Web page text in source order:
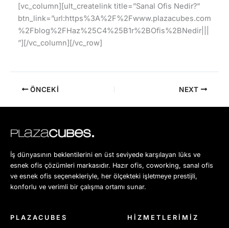
[vc_column][ult_createlink title=”Sanal Ofis Nedir?”
btn_link=”url:https%3A%2F%2Fwww.plazacubes.com
%2Fblog%2FHaz%25C4%25B1r%2BOfis%2BNedir|||
”][/vc_column][/vc_row]
ÖNCEKI NEXT
İş dünyasının beklentilerini en üst seviyede karşılayan lüks ve
esnek ofis çözümleri markasıdır. Hazır ofis, coworking, sanal ofis
ve esnek ofis seçenekleriyle, her ölçekteki işletmeye prestijli,
konforlu ve verimli bir çalışma ortamı sunar.
PLAZACUBES HİZMETLERİMİZ